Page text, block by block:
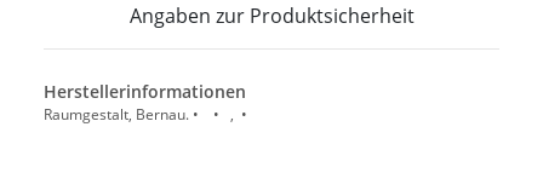
Angaben zur Produktsicherheit
Herstellerinformationen
Raumgestalt, Bernau. • • , •